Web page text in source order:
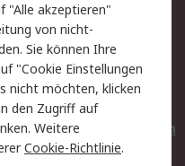
Batterien
"Alle akzeptieren"
von nicht-
Sie können Ihre
"Cookie Einstellungen
nicht möchten, klicken
den Zugriff auf
Weitere
Cookie-Richtlinie.